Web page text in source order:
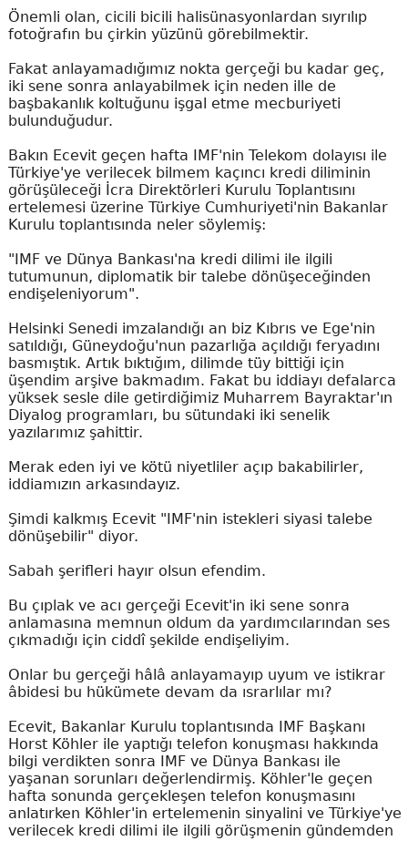
Önemli olan, cicili bicili halisünasyonlardan sıyrılıp
fotoğrafın bu çirkin yüzünü görebilmektir.
Fakat anlayamadığımız nokta gerçeği bu kadar geç,
iki sene sonra anlayabilmek için neden ille de
başbakanlık koltuğunu işgal etme mecburiyeti
bulunduğudur.
Bakın Ecevit geçen hafta IMF'nin Telekom dolayısı ile
Türkiye'ye verilecek bilmem kaçıncı kredi diliminin
görüşüleceği İcra Direktörleri Kurulu Toplantısını
ertelemesi üzerine Türkiye Cumhuriyeti'nin Bakanlar
Kurulu toplantısında neler söylemiş:
"IMF ve Dünya Bankası'na kredi dilimi ile ilgili
tutumunun, diplomatik bir talebe dönüşeceğinden
endişeleniyorum".
Helsinki Senedi imzalandığı an biz Kıbrıs ve Ege'nin
satıldığı, Güneydoğu'nun pazarlığa açıldığı feryadını
basmıştık. Artık bıktığım, dilimde tüy bittiği için
üşendim arşive bakmadım. Fakat bu iddiayı defalarca
yüksek sesle dile getirdiğimiz Muharrem Bayraktar'ın
Diyalog programları, bu sütundaki iki senelik
yazılarımız şahittir.
Merak eden iyi ve kötü niyetliler açıp bakabilirler,
iddiamızın arkasındayız.
Şimdi kalkmış Ecevit "IMF'nin istekleri siyasi talebe
dönüşebilir" diyor.
Sabah şerifleri hayır olsun efendim.
Bu çıplak ve acı gerçeği Ecevit'in iki sene sonra
anlamasına memnun oldum da yardımcılarından ses
çıkmadığı için ciddî şekilde endişeliyim.
Onlar bu gerçeği hâlâ anlayamayıp uyum ve istikrar
âbidesi bu hükümete devam da ısrarlılar mı?
Ecevit, Bakanlar Kurulu toplantısında IMF Başkanı
Horst Köhler ile yaptığı telefon konuşması hakkında
bilgi verdikten sonra IMF ve Dünya Bankası ile
yaşanan sorunları değerlendirmiş. Köhler'le geçen
hafta sonunda gerçekleşen telefon konuşmasını
anlatırken Köhler'in ertelemenin sinyalini ve Türkiye'ye
verilecek kredi dilimi ile ilgili görüşmenin gündemden